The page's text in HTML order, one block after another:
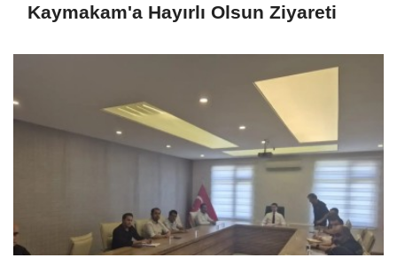
Kaymakam'a Hayırlı Olsun Ziyareti